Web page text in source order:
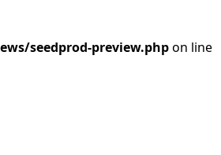
seedprod-preview.phpon line